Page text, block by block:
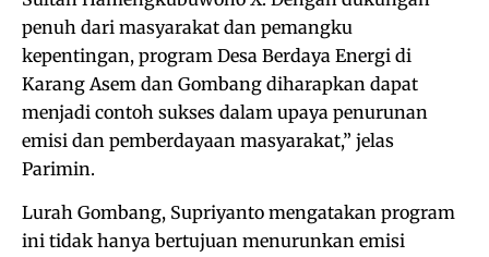
penuh dari masyarakat dan pemangku
kepentingan, program Desa Berdaya Energi di
Karang Asem dan Gombang diharapkan dapat
menjadi contoh sukses dalam upaya penurunan
emisi dan pemberdayaan masyarakat,” jelas
Parimin.
Lurah Gombang, Supriyanto mengatakan program
ini tidak hanya bertujuan menurunkan emisi